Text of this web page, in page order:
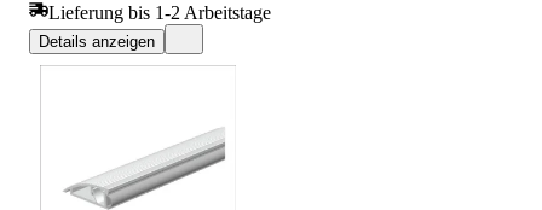
Lieferung bis 1-2 Arbeitstage
Details anzeigen